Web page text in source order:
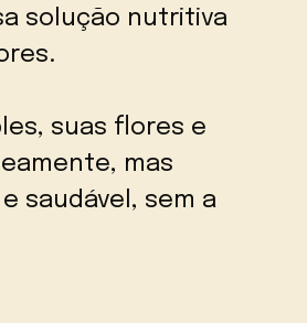
solução nutritiva
suas flores e
mas
saudável, sem a